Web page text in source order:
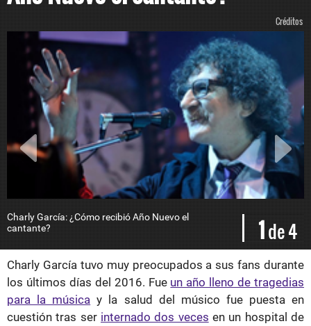
Créditos
Charly García: ¿Cómo recibió Año Nuevo el
cantante?
1de 4
Charly García tuvo muy preocupados a sus fans durante
los últimos días del 2016. Fue un año lleno de tragedias
para la música y la salud del músico fue puesta en
cuestión tras ser internado dos veces en un hospital de